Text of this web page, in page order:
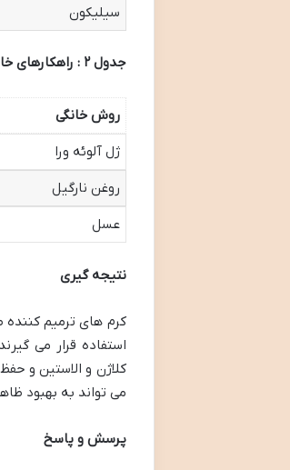
سیلیکون
جدول۲ : راهکارهای
روش خانگی
ژل آلوئه ورا
روغن نارگیل
عسل
نتیجه گیری
کرم های ترمیم کننده
استفاده قرار می
کلاژن و الاستین و
می تواند به بهبود
پرسش و پاسخ